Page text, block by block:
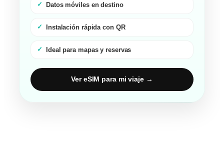
Datos móviles en destino
Instalación rápida con QR
Ideal para mapas y reservas
Ver eSIM para mi viaje →